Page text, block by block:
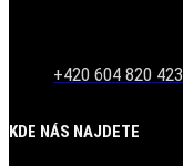
+420 604 820 423
KDE NÁS NAJDETE